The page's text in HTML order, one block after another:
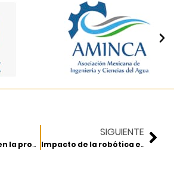
Seguridad vial en la provisión de infraestructura carretera
SIGUIENTE
Impacto de la robótica en la industria de la construcción